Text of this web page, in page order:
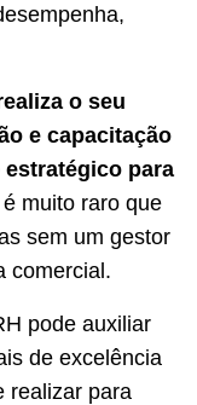
o seu
e capacitação
para
muito raro que
sem um gestor
comercial.
pode auxiliar
de excelência
realizar para